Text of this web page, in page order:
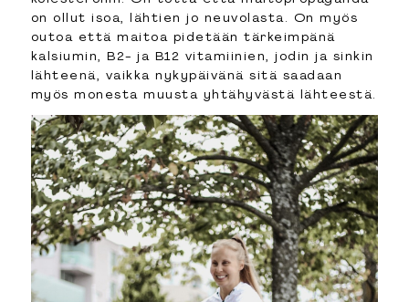
on ollut isoa, lähtien jo neuvolasta. On myös
outoa että maitoa pidetään tärkeimpänä
kalsiumin, B2- ja B12 vitamiinien, jodin ja sinkin
lähteenä, vaikka nykypäivänä sitä saadaan
myös monesta muusta yhtähyvästä lähteestä.